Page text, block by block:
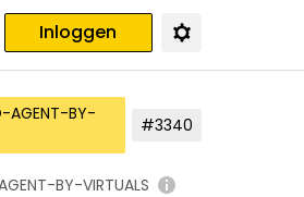
Inloggen
AGENT-BY-
#3340
BY-VIRTUALS